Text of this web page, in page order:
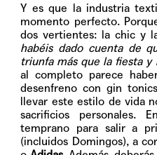
Y es que la industria
momento perfecto.
dos vertientes: la chic y
habéis dado cuenta de
triunfa más que la fiesta y
al completo parece
desenfreno con gin
llevar este estilo de vida
sacrificios personales.
temprano para salir a
(incluidos Domingos), a